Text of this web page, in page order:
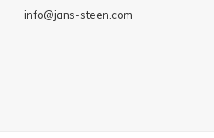
info@jans-steen.com